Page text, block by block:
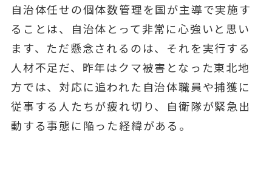
自治体任せの個体数管理を国が主導で実施す
ることは、自治体とって非常に心強いと思い
ます、ただ懸念されるのは、それを実行する
人材不足だ、昨年はクマ被害となった東北地
方では、対応に追われた自治体職員や捕獲に
従事する人たちが疲れ切り、自衛隊が緊急出
動する事態に陥った経緯がある。